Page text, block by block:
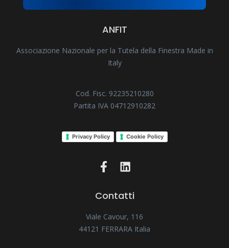
ANFIT
Associazione Nazionale per la Tutela della Finestra Made in
Italy
Cod. Fisc. 92235210280
Partita IVA 04712910282
Privacy Policy Cookie Policy
Contatti
Viale Cavour, 116
44121 FERRARA Italia